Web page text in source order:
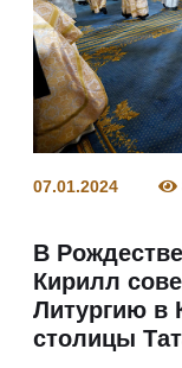
07.01.2024
В
Кирилл
Литургию в
столицы